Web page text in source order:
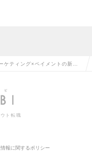
ケティング×ペイメントの新規
報
ト転職
報に関するポリシー